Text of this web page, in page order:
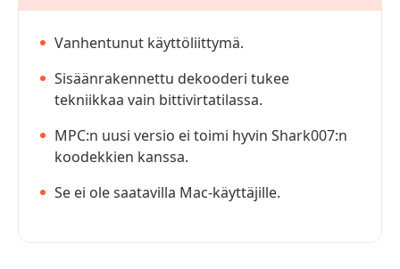
Vanhentunut käyttöliittymä.
Sisäänrakennettu dekooderi tukee
tekniikkaa vain bittivirtatilassa.
MPC:n uusi versio ei toimi hyvin Shark007:n
koodekkien kanssa.
Se ei ole saatavilla Mac-käyttäjille.